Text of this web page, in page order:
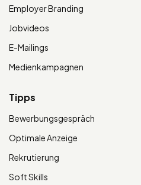
Employer Branding
Jobvideos
E-Mailings
Medienkampagnen
Tipps
Bewerbungsgespräch
Optimale Anzeige
Rekrutierung
Soft Skills